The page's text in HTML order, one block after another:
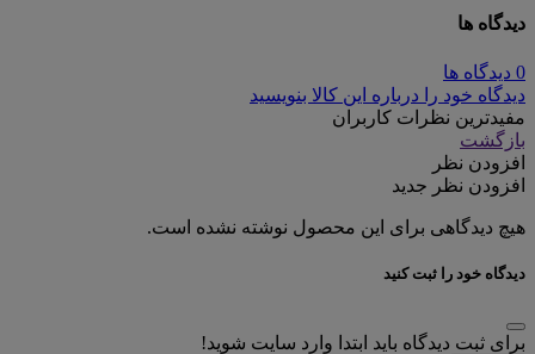
دیدگاه ها
0 دیدگاه ها
دیدگاه خود را درباره این کالا بنویسید
مفیدترین نظرات کاربران
بازگشت
افزودن نظر
افزودن نظر جدید
هیچ دیدگاهی برای این محصول نوشته نشده است.
دیدگاه خود را ثبت کنید
برای ثبت دیدگاه باید ابتدا وارد سایت شوید!